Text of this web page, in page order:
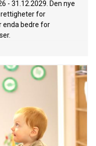
- 31.12.2029. Den nye
rettigheter for
enda bedre for